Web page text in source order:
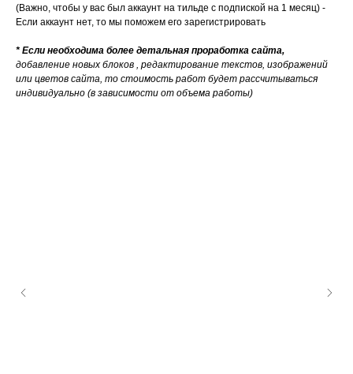
(Важно, чтобы у вас был аккаунт на тильде с подпиской на 1 месяц) -
Если аккаунт нет, то мы поможем его зарегистрировать
* Если необходима более детальная проработка сайта,
добавление новых блоков , редактирование текстов, изображений
или цветов сайта, то стоимость работ будет рассчитываться
индивидуально (в зависимости от объема работы)